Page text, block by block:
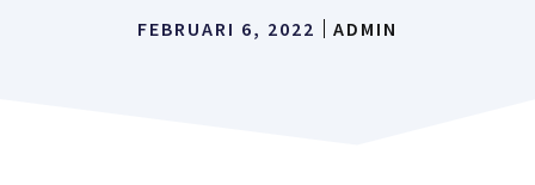
FEBRUARI 6, 2022 ADMIN